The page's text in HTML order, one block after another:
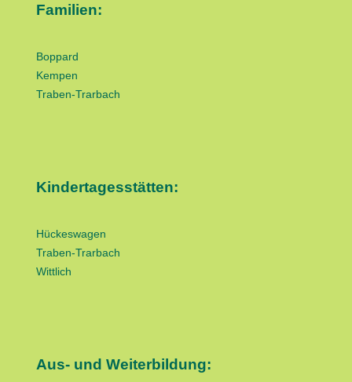
Familien:
Boppard
Kempen
Traben-Trarbach
Kindertagesstätten:
Hückeswagen
Traben-Trarbach
Wittlich
Aus- und Weiterbildung: